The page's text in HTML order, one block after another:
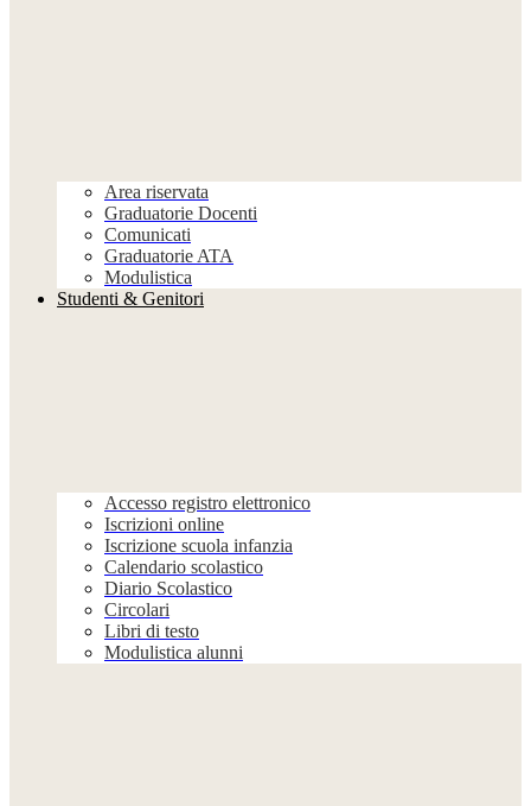
Area riservata
Graduatorie Docenti
Comunicati
Graduatorie ATA
Modulistica
Studenti & Genitori
Accesso registro elettronico
Iscrizioni online
Iscrizione scuola infanzia
Calendario scolastico
Diario Scolastico
Circolari
Libri di testo
Modulistica alunni